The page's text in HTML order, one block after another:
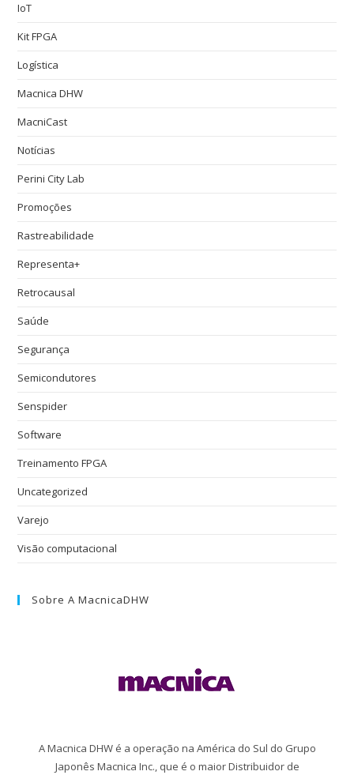
IoT
Kit FPGA
Logística
Macnica DHW
MacniCast
Notícias
Perini City Lab
Promoções
Rastreabilidade
Representa+
Retrocausal
Saúde
Segurança
Semicondutores
Senspider
Software
Treinamento FPGA
Uncategorized
Varejo
Visão computacional
Sobre A MacnicaDHW
A Macnica DHW é a operação na América do Sul do Grupo
Japonês Macnica Inc., que é o maior Distribuidor de